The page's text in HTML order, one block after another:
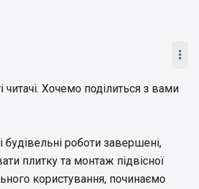

читачі. Хочемо поділиться з вами
будівельні роботи завершені,
плитку та монтаж підвісної
користування, починаємо